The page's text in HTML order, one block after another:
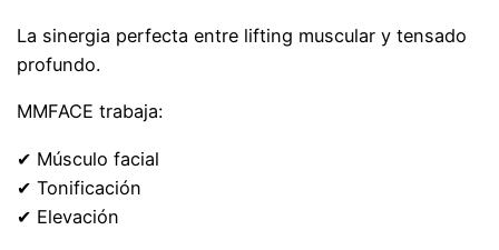
La sinergia perfecta entre lifting muscular y tensado
profundo.
MMFACE trabaja:
✔ Músculo facial
✔ Tonificación
✔ Elevación